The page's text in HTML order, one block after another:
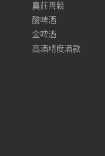
農莊喜鬆
酸啤酒
金啤酒
高酒精度酒款